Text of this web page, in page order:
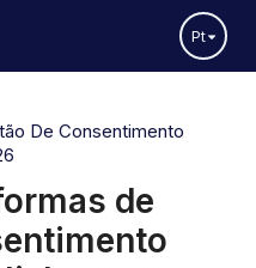
Pt
De Consentimento
de